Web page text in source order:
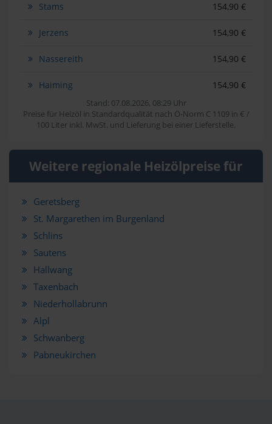
Stams 154,90 €
Jerzens 154,90 €
Nassereith 154,90 €
Haiming 154,90 €
Stand: 07.08.2026, 08:29 Uhr
Preise für Heizöl in Standardqualität nach Ö-Norm C 1109 in € /
100 Liter inkl. MwSt. und Lieferung bei einer Lieferstelle.
Weitere regionale Heizölpreise für
Geretsberg
St. Margarethen im Burgenland
Schlins
Sautens
Hallwang
Taxenbach
Niederhollabrunn
Alpl
Schwanberg
Pabneukirchen